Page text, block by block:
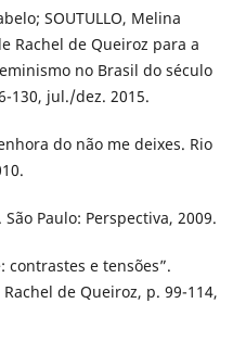
SOUTULLO, Melina
Rachel de Queiroz para a
no Brasil do século
130, jul./dez. 2015.
do não me deixes. Rio
Paulo: Perspectiva, 2009.
contrastes e tensões”.
de Queiroz, p. 99-114,